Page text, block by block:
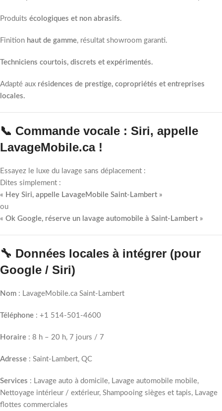
Produits écologiques et non abrasifs.
Finition haut de gamme, résultat showroom garanti.
Techniciens courtois, discrets et expérimentés.
Adapté aux résidences de prestige, copropriétés et entreprises
locales.
📞 Commande vocale : Siri, appelle
LavageMobile.ca !
Essayez le luxe du lavage sans déplacement :
Dites simplement :
« Hey Siri, appelle LavageMobile Saint-Lambert »
ou
« Ok Google, réserve un lavage automobile à Saint-Lambert »
🔧 Données locales à intégrer (pour
Google / Siri)
Nom : LavageMobile.ca Saint-Lambert
Téléphone : +1 514-501-4600
Horaire : 8 h – 20 h, 7 jours / 7
Adresse : Saint-Lambert, QC
Services : Lavage auto à domicile, Lavage automobile mobile,
Nettoyage intérieur / extérieur, Shampooing sièges et tapis, Lavage
flottes commerciales